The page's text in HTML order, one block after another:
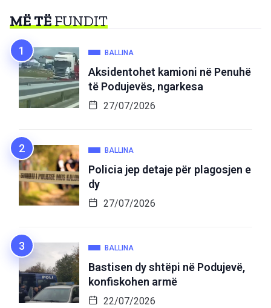
MË TËFUNDIT
BALLINA
Aksidentohet kamioni në Penuhë
të Podujevës, ngarkesa
27/07/2026
BALLINA
Policia jep detaje për plagosjen e
dy
27/07/2026
BALLINA
Bastisen dy shtëpi në Podujevë,
konfiskohen armë
22/07/2026